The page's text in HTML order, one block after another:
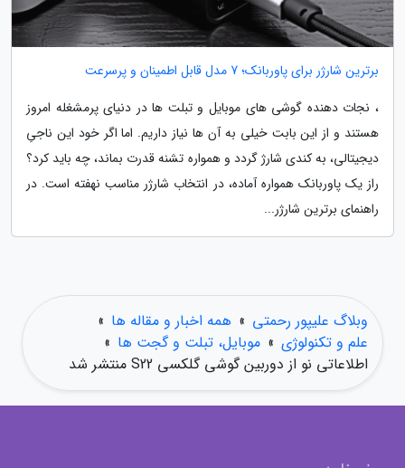
برترین شارژر برای پاوربانک؛ 7 مدل قابل اطمینان و پرسرعت
، نجات دهنده گوشی های موبایل و تبلت ها در دنیای پرمشغله امروز
هستند و از این بابت خیلی به آن ها نیاز داریم. اما اگر خود این ناجیِ
دیجیتالی، به کندی شارژ گردد و همواره تشنه قدرت بماند، چه باید کرد؟
راز یک پاوربانک همواره آماده، در انتخاب شارژر مناسب نهفته است. در
راهنمای برترین شارژر...
وبلاگ علیپور رحمتی » همه اخبار و مقاله ها »
علم و تکنولوژی » موبایل، تبلت و گجت ها »
اطلاعاتی نو از دوربین گوشی گلکسی S22 منتشر شد